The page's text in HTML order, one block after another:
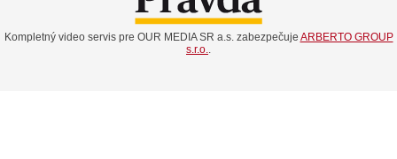
Kompletný video servis pre OUR MEDIA SR a.s. zabezpečuje ARBERTO GROUP
s.r.o.